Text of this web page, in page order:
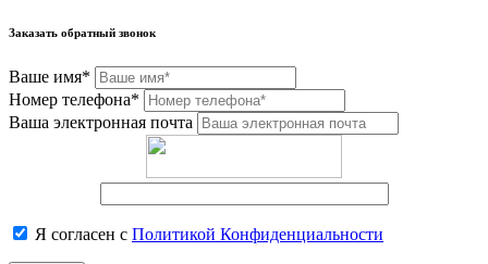
Заказать обратный звонок
Ваше имя*
Номер телефона*
Ваша электронная почта
Я согласен с Политикой Конфиденциальности